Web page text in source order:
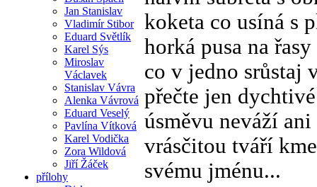
Jan Stanislav
Vladimír Stibor
Eduard Světlík
Karel Sýs
Miroslav
Václavek
Stanislav Vávra
Alenka Vávrová
Eduard Veselý
Pavlína Vítková
Karel Vodička
Zora Wildová
Jiří Žáček
přílohy
koketa co usíná s
horká pusa na
co v jedno srůstaj
přečte jen
úsměvu neváží
vrásčitou tváří
svému jménu...